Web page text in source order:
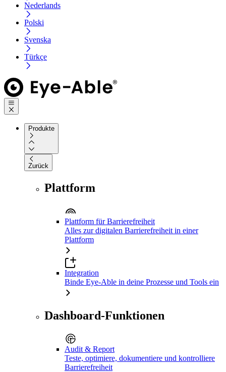
Nederlands
Polski
Svenska
Türkçe
Produkte
Zurück
Plattform
Plattform für Barrierefreiheit
Alles zur digitalen Barrierefreiheit in einer
Plattform
Integration
Binde Eye-Able in deine Prozesse und Tools ein
Dashboard-Funktionen
Audit & Report
Teste, optimiere, dokumentiere und kontrolliere
Barrierefreiheit